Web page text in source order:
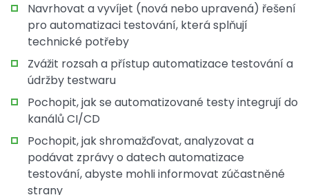
Navrhovat a vyvíjet (nová nebo upravená) řešení
pro automatizaci testování, která splňují
technické potřeby
Zvážit rozsah a přístup automatizace testování a
údržby testwaru
Pochopit, jak se automatizované testy integrují do
kanálů CI/CD
Pochopit, jak shromažďovat, analyzovat a
podávat zprávy o datech automatizace
testování, abyste mohli informovat zúčastněné
strany